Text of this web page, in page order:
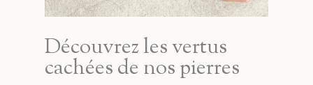
Découvrez les vertus
cachées de nos pierres